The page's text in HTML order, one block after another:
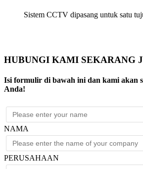
Sistem CCTV dipasang untuk satu
HUBUNGI KAMI SEKARANG
Isi formulir di bawah ini dan kami akan
Anda!
NAMA
PERUSAHAAN